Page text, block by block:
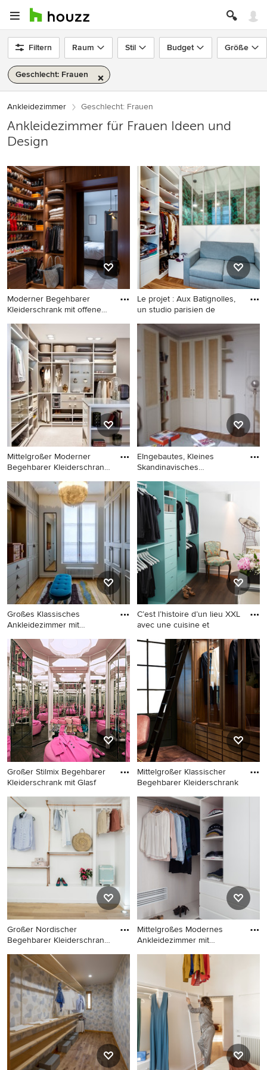
Filtern Raum Stil Budget Größe
Geschlecht: Frauen
Ankleidezimmer Geschlecht: Frauen
Ankleidezimmer für Frauen Ideen und
Design
Moderner Begehbarer
Kleiderschrank mit offenen
Moderner Begehbarer
Kleiderschrank mit offenen
Schränken, hellbraunen
Holzschränken, hellem
Holzboden und beigem
Boden in Paris
Le projet : Aux Batignolles,
un studio parisien de
EIngebautes, Kleines
Nordisches Ankleidezimmer
mit weißen Schränken,
flächenbündigen
Schrankfronten und braunem
Holzboden in Paris
Mittelgroßer Moderner
Begehbarer Kleiderschrank
Mittelgroßer Moderner
Begehbarer Kleiderschrank
mit offenen Schränken,
Teppichboden und beigem
EIngebautes, Kleines
Skandinavisches
EIngebautes, Kleines
Skandinavisches
Ankleidezimmer mit
Schrankfronten im Shaker-
Stil, beigen Schränken,
braunem Holzboden, beigem
Boden und eingelassener
Decke in Paris
Großes Klassisches
Ankleidezimmer mit
Großes Klassisches
Ankleidezimmer mit
Ankleidebereich, profilierten
Schrankfronten, grauen
Schränken und hellem
Holzboden in Paris
C’est l’histoire d’un lieu XXL
avec une cuisine et
Großes Modernes
Ankleidezimmer mit
Ankleidebereich, offenen
Schränken, blauen
Schränken und dunklem
Holzboden in Paris
Großer Stilmix Begehbarer
Kleiderschrank mit Glasf
Großer Stilmix Begehbarer
Kleiderschrank mit
Glasfronten, dunklem
Holzboden und braunem
Boden in Berlin
Mittelgroßer Klassischer
Begehbarer Kleiderschrank
Mittelgroßer Klassischer
Begehbarer Kleiderschrank
mit hellbraunen
Holzschränken,
Teppichboden und
Glasfronten in Stockholm
Großer Nordischer
Begehbarer Kleiderschrank
Großer Nordischer
Begehbarer Kleiderschrank
mit hellem Holzboden,
offenen Schränken und
beigem Boden in Paris
Mittelgroßes Modernes
Ankleidezimmer mit
Mittelgroßes Modernes
Ankleidezimmer mit
flächenbündigen
Schrankfronten, weißen
Schränken und braunem
Holzboden in Mailand